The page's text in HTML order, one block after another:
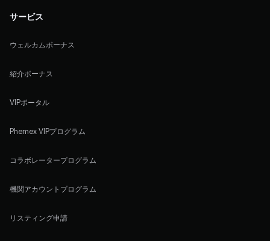
サービス
ウェルカムボーナス
紹介ボーナス
VIPポータル
Phemex VIPプログラム
コラボレータープログラム
機関アカウントプログラム
リスティング申請